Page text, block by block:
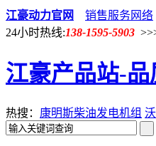
江豪动力官网 销售服务网络
24小时热线:138-1595-5903
江豪产品站-
热搜： 康明斯柴油发电机组